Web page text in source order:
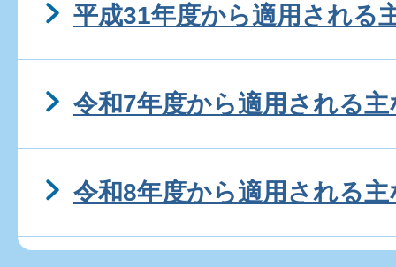
平成31年度から適用される
令和7年度から適用される主
令和8年度から適用される主